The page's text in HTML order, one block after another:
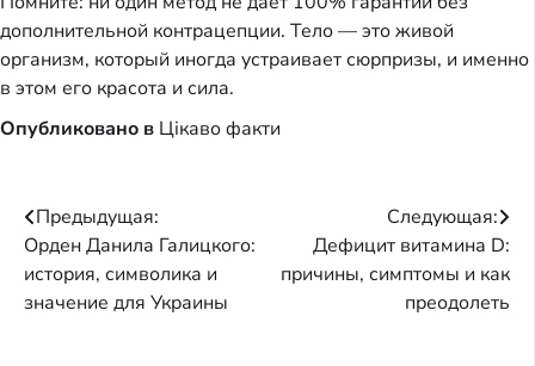
дополнительной контрацепции. Тело — это живой
организм, который иногда устраивает сюрпризы, и именно
в этом его красота и сила.
Опубликовано в Цікаво факти
Навигация
по
записям
Предыдущая:
Орден Данила Галицкого:
история, символика и
значение для Украины
Следующая:
Дефицит витамина D:
причины, симптомы и как
преодолеть